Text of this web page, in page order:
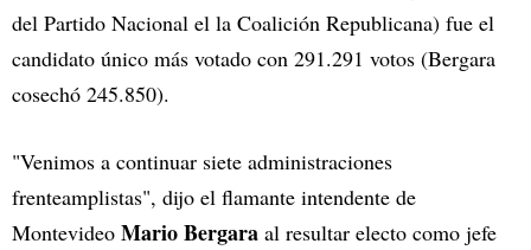
del Partido Nacional el la Coalición Republicana) fue el
candidato único más votado con 291.291 votos (Bergara
cosechó 245.850).
"Venimos a continuar siete administraciones
frenteamplistas", dijo el flamante intendente de
Montevideo Mario Bergara al resultar electo como jefe